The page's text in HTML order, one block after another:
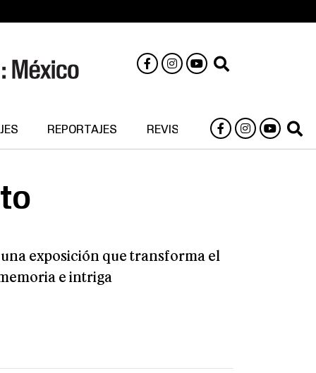
REPORTAJES REVISTA DIGITAL
exposición que transforma el
e intriga